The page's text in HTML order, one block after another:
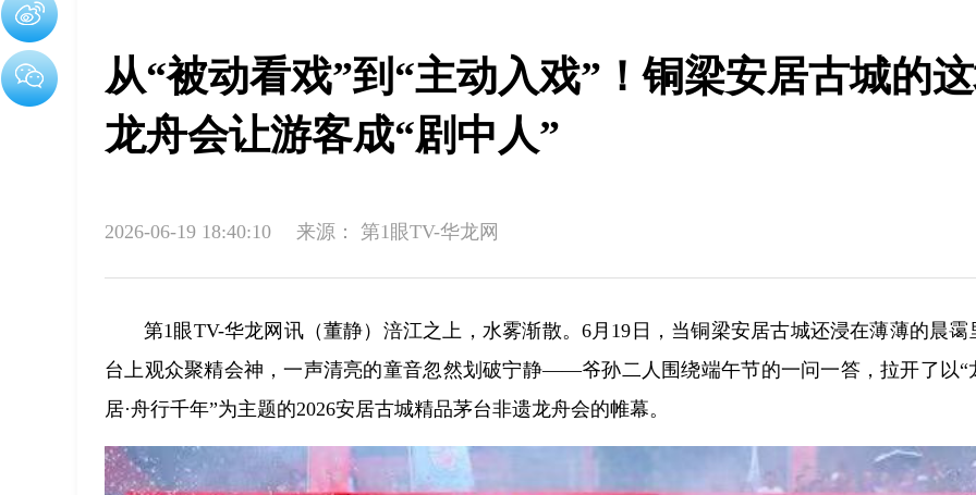
从“被动看戏”到“主动入戏”！铜梁安居古城的
龙舟会让游客成“剧中人”
2026-06-19 18:40:10 来源： 第1眼TV-华龙网
第1眼TV-华龙网讯（董静）涪江之上，水雾渐散。6月19日，当铜梁安居古城还浸在薄薄的晨霭
台上观众聚精会神，一声清亮的童音忽然划破宁静——爷孙二人围绕端午节的一问一答，拉开了以“
居·舟行千年”为主题的2026安居古城精品茅台非遗龙舟会的帷幕。